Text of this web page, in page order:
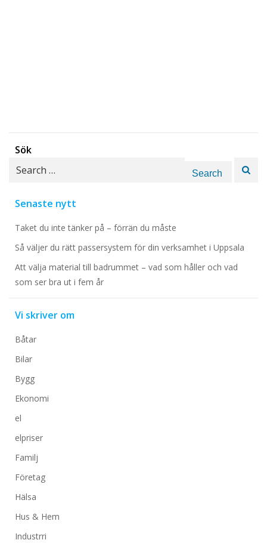
Sök
Search
Senaste nytt
Taket du inte tänker på – förrän du måste
Så väljer du rätt passersystem för din verksamhet i Uppsala
Att välja material till badrummet – vad som håller och vad
som ser bra ut i fem år
Vi skriver om
Båtar
Bilar
Bygg
Ekonomi
el
elpriser
Familj
Företag
Hälsa
Hus & Hem
Industrri